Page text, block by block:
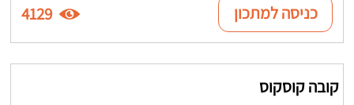
כניסה למתכון 4129
קובה קוסקוס